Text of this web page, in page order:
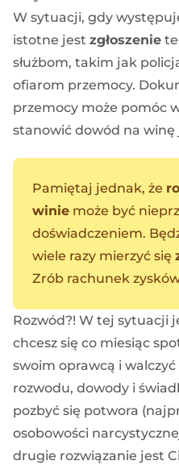
W sytuacji, gdy
istotne jest zgłoszenie
służbom, takim jak
ofiarom przemocy.
przemocy może pomóc
stanowić dowód na winę
Pamiętaj jednak, że
winie może być
doświadczeniem.
wiele razy mierzyć się
Zrób rachunek
Rozwód?! W tej sytuacji
chcesz się co miesiąc
swoim oprawcą i
rozwodu, dowody i
pozbyć się potwora
osobowości
drugie rozwiązanie jest